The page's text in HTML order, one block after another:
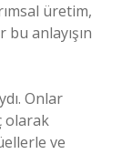
üretim,
anlayışın
Onlar
olarak
ve